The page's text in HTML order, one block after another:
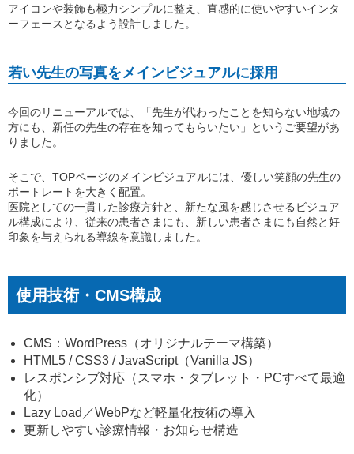
アイコンや装飾も極力シンプルに整え、直感的に使いやすいインタ
ーフェースとなるよう設計しました。
若い先生の写真をメインビジュアルに採用
今回のリニューアルでは、「先生が代わったことを知らない地域の
方にも、新任の先生の存在を知ってもらいたい」というご要望があ
りました。
そこで、TOPページのメインビジュアルには、優しい笑顔の先生の
ポートレートを大きく配置。
医院としての一貫した診療方針と、新たな風を感じさせるビジュア
ル構成により、従来の患者さまにも、新しい患者さまにも自然と好
印象を与えられる導線を意識しました。
使用技術・CMS構成
CMS：WordPress（オリジナルテーマ構築）
HTML5 / CSS3 / JavaScript（Vanilla JS）
レスポンシブ対応（スマホ・タブレット・PCすべて最適
化）
Lazy Load／WebPなど軽量化技術の導入
更新しやすい診療情報・お知らせ構造